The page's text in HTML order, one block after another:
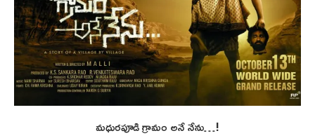
మధురపూడి గ్రామం అనే నేను…!